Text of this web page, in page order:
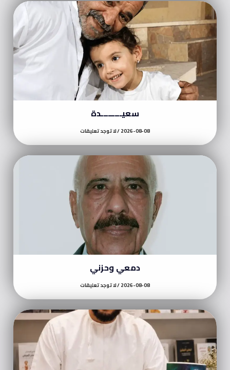
سعيـــــــــدة
2026-08-08 لا توجد تعليقات
دمعي وحزني
2026-08-08 لا توجد تعليقات